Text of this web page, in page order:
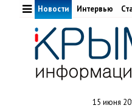
Новости Интервью
15 июня